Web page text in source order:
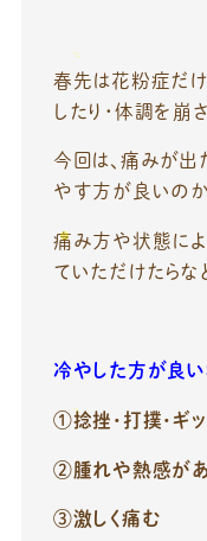
春先は花粉症だけ
したり・体調を崩
今回は、痛みが出
やす方が良いのか
痛み方や状態に
ていただけたらな
冷やした方が良
①捻挫・打撲・ギ
②腫れや熱感が
③激しく痛む